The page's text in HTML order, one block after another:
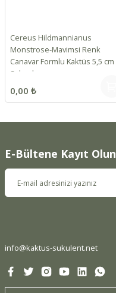
Cereus Hildmannianus
Monstrose-Mavimsi Renk
Canavar Formlu Kaktüs 5,5 cm
Saksıda
0,00 ₺
E-Bültene Kayıt Olun
info@kaktus-sukulent.net